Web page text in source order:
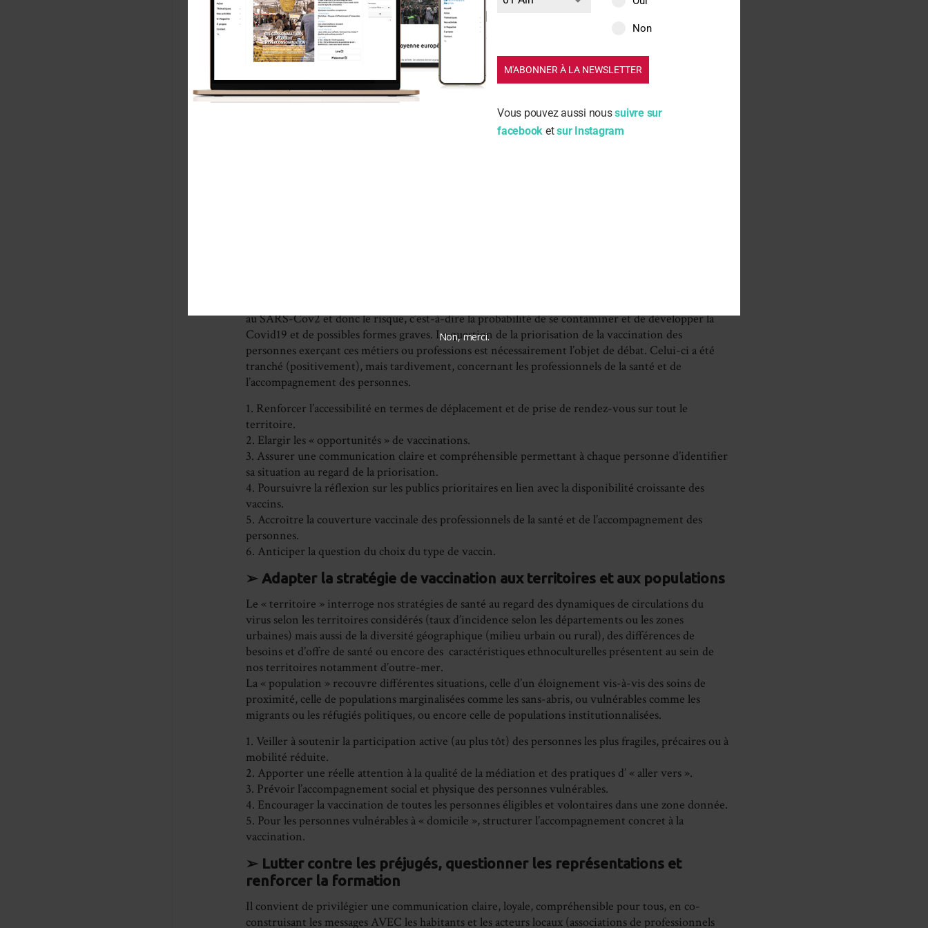
➢ Assurer la disponibilité en quantité suffisante des vaccins au regard
des besoins
La pénurie en vaccin est à la source des inégalités entre pays et au sein d’un même pays.
Face à la gravité et à l’urgence de la situation, il convient aujourd’hui de mobiliser le cadre
juridique nécessaire pour organiser une production mondiale massive de vaccin.
1. Possibilité d’un recours au système des licences d’office.
2. Transparence sur les coûts de production et d’acquisition des différents vaccins.
au SARS-Cov2 et donc le risque, c’est-à-dire la probabilité de se contaminer et de développer la
Covid19 et de possibles formes graves. La question de la priorisation de la vaccination des
personnes exerçant ces métiers ou professions est nécessairement l’objet de débat. Celui-ci a été
tranché (positivement), mais tardivement, concernant les professionnels de la santé et de
l’accompagnement des personnes.
1. Renforcer l’accessibilité en termes de déplacement et de prise de rendez-vous sur tout le
territoire.
2. Elargir les « opportunités » de vaccinations.
3. Assurer une communication claire et compréhensible permettant à chaque personne d’identifier
sa situation au regard de la priorisation.
4. Poursuivre la réflexion sur les publics prioritaires en lien avec la disponibilité croissante des
vaccins.
5. Accroître la couverture vaccinale des professionnels de la santé et de l’accompagnement des
personnes.
6. Anticiper la question du choix du type de vaccin.
➢ Adapter la stratégie de vaccination aux territoires et aux populations
Le « territoire » interroge nos stratégies de santé au regard des dynamiques de circulations du
virus selon les territoires considérés (taux d’incidence selon les départements ou les zones
urbaines) mais aussi de la diversité géographique (milieu urbain ou rural), des différences de
besoins et d’offre de santé ou encore des caractéristiques ethnoculturelles présentent au sein de
nos territoires notamment d’outre-mer.
La « population » recouvre différentes situations, celle d’un éloignement vis-à-vis des soins de
proximité, celle de populations marginalisées comme les sans-abris, ou vulnérables comme les
migrants ou les réfugiés politiques, ou encore celle de populations institutionnalisées.
1. Veiller à soutenir la participation active (au plus tôt) des personnes les plus fragiles, précaires ou à
mobilité réduite.
2. Apporter une réelle attention à la qualité de la médiation et des pratiques d’ « aller vers ».
3. Prévoir l’accompagnement social et physique des personnes vulnérables.
4. Encourager la vaccination de toutes les personnes éligibles et volontaires dans une zone donnée.
5. Pour les personnes vulnérables à « domicile », structurer l’accompagnement concret à la
vaccination.
➢ Lutter contre les préjugés, questionner les représentations et
renforcer la formation
Il convient de privilégier une communication claire, loyale, compréhensible pour tous, en co-
construisant les messages AVEC les habitants et les acteurs locaux (associations de professionnels
Non
M'ABONNER À LA NEWSLETTER
Vous pouvez aussi noussuivre sur
facebook etsur Instagram
Non, merci.